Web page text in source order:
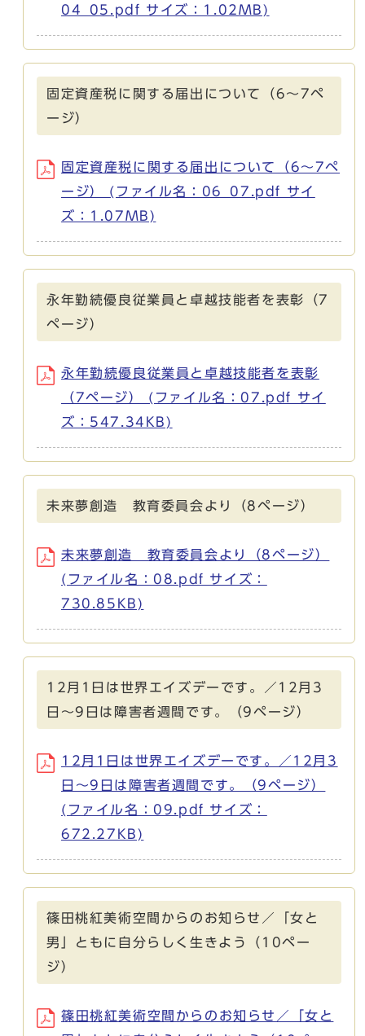
04_05.pdf サイズ：1.02MB)
固定資産税に関する届出について（6～7ペ
ージ）
固定資産税に関する届出について（6～7ペ
ージ） (ファイル名：06_07.pdf サイ
ズ：1.07MB)
永年勤続優良従業員と卓越技能者を表彰（7
ページ）
永年勤続優良従業員と卓越技能者を表彰
（7ページ） (ファイル名：07.pdf サイ
ズ：547.34KB)
未来夢創造 教育委員会より（8ページ）
未来夢創造 教育委員会より（8ページ）
(ファイル名：08.pdf サイズ：
730.85KB)
12月1日は世界エイズデーです。／12月3
日～9日は障害者週間です。（9ページ）
12月1日は世界エイズデーです。／12月3
日～9日は障害者週間です。（9ページ）
(ファイル名：09.pdf サイズ：
672.27KB)
篠田桃紅美術空間からのお知らせ／「女と
男」ともに自分らしく生きよう（10ペー
ジ）
篠田桃紅美術空間からのお知らせ／「女と